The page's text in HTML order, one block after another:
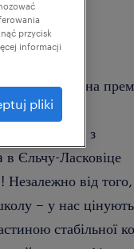
плата | Річна
в одному з
Єльчу-Ласковіце
Незалежно від
– у нас
стабільної
przycisk
informacji
pliki